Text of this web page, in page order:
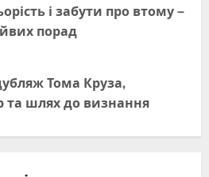
і забути про втому –
порад
Тома Круза,
та шлях до визнання